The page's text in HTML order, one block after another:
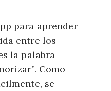
para aprender
entre los
la palabra
Como
se